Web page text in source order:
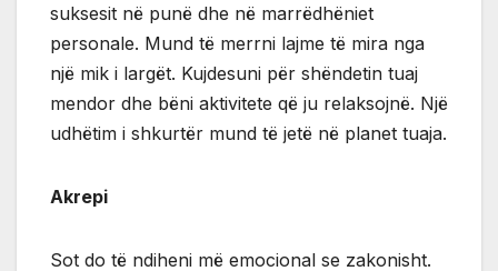
suksesit në punë dhe në marrëdhëniet
personale. Mund të merrni lajme të mira nga
një mik i largët. Kujdesuni për shëndetin tuaj
mendor dhe bëni aktivitete që ju relaksojnë. Një
udhëtim i shkurtër mund të jetë në planet tuaja.
Akrepi
Sot do të ndiheni më emocional se zakonisht.